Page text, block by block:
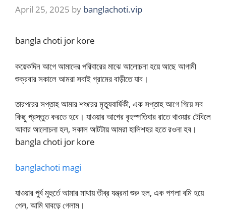
April 25, 2025 by banglachoti.vip
bangla choti jor kore
কয়েকদিন আগে আমাদের পরিবারের মাঝে আলোচনা হয়ে আছে আগামী
শুক্রবার সকালে আমরা সবাই গ্রামের বাড়ীতে যাব।
তারপরের সপ্তাহ আমার শশুরের মৃত্যুবার্ষিকী, এক সপ্তাহ আগে গিয়ে সব
কিছু প্রস্তুত করতে হবে। যাওয়ার আগের বৃহস্পতিবার রাতে খাওয়ার টেবিলে
আবার আলোচনা হল, সকাল আটটায় আমরা হালিশহর হতে রওনা হব।
bangla choti jor kore
banglachoti magi
যাওয়ার পুর্ব মুহুর্তে আমার মাথায় তীব্র যন্ত্রনা শুরু হল, এক পশলা বমি হয়ে
গেল, আমি ঘাবড়ে গেলাম।